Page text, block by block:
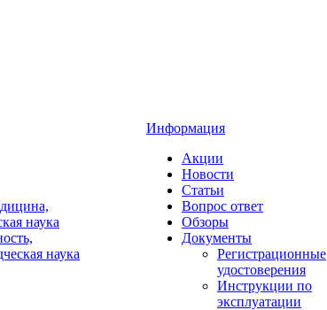
наука
наука
Информация
Акции
Новости
Статьи
Вопрос ответ
Обзоры
Документы
Регистрационные
удостоверения
Инструкции по
эксплуатации